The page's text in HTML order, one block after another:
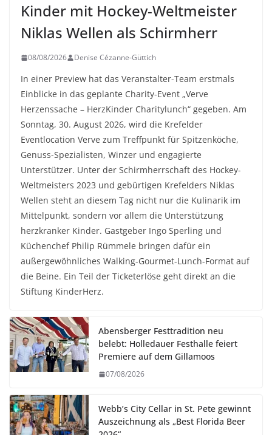
Kinder mit Hockey-Weltmeister
Niklas Wellen als Schirmherr
08/08/2026 Denise Cézanne-Güttich
In einer Preview hat das Veranstalter-Team erstmals
Einblicke in das geplante Charity-Event „Verve
Herzenssache – HerzKinder Charitylunch“ gegeben. Am
Sonntag, 30. August 2026, wird die Krefelder
Eventlocation Verve zum Treffpunkt für Spitzenköche,
Genuss-Spezialisten, Winzer und engagierte
Unterstützer. Unter der Schirmherrschaft des Hockey-
Weltmeisters 2023 und gebürtigen Krefelders Niklas
Wellen steht an diesem Tag nicht nur die Kulinarik im
Mittelpunkt, sondern vor allem die Unterstützung
herzkranker Kinder. Gastgeber Ingo Sperling und
Küchenchef Philip Rümmele bringen dafür ein
außergewöhnliches Walking-Gourmet-Lunch-Format auf
die Beine. Ein Teil der Ticketerlöse geht direkt an die
Stiftung KinderHerz.
Abensberger Festtradition neu
belebt: Holledauer Festhalle feiert
Premiere auf dem Gillamoos
07/08/2026
Webb’s City Cellar in St. Pete gewinnt
Auszeichnung als „Best Florida Beer